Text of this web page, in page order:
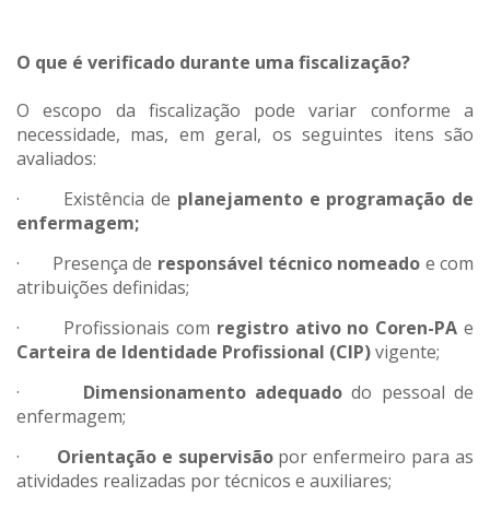
O que é verificado durante uma fiscalização?
O escopo da fiscalização pode variar conforme a
necessidade, mas, em geral, os seguintes itens são
avaliados:
· Existência de planejamento e programação de
enfermagem;
· Presença de responsável técnico nomeado e com
atribuições definidas;
· Profissionais com registro ativo no Coren-PA e
Carteira de Identidade Profissional (CIP)vigente;
· Dimensionamento adequado do pessoal de
enfermagem;
· Orientação e supervisãopor enfermeiro para as
atividades realizadas por técnicos e auxiliares;